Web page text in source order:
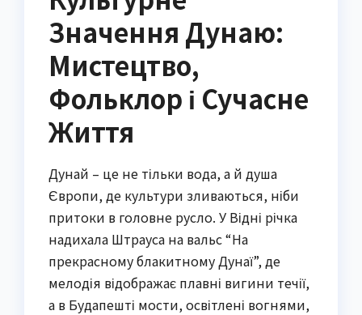
Значення Дунаю:
Мистецтво,
Фольклор і Сучасне
Життя
Дунай – це не тільки вода, а й душа
Європи, де культури зливаються, ніби
притоки в головне русло. У Відні річка
надихала Штрауса на вальс “На
прекрасному блакитному Дунаї”, де
мелодія відображає плавні вигини течії,
а в Будапешті мости, освітлені вогнями,